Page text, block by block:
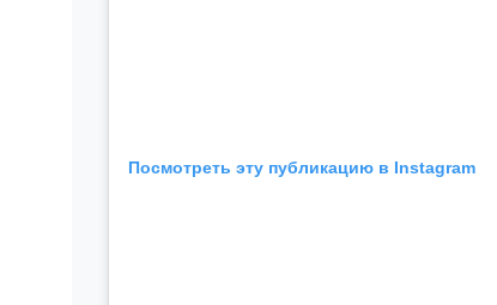
Посмотреть эту публикацию в Instagram